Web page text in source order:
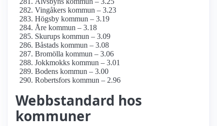
Vingåkers kommun – 3.23
Högsby kommun – 3.19
Åre kommun – 3.18
Skurups kommun – 3.09
Båstads kommun – 3.08
Bromölla kommun – 3.06
Jokkmokks kommun – 3.01
Bodens kommun – 3.00
Robertsfors kommun – 2.96
Webbstandard hos
kommuner